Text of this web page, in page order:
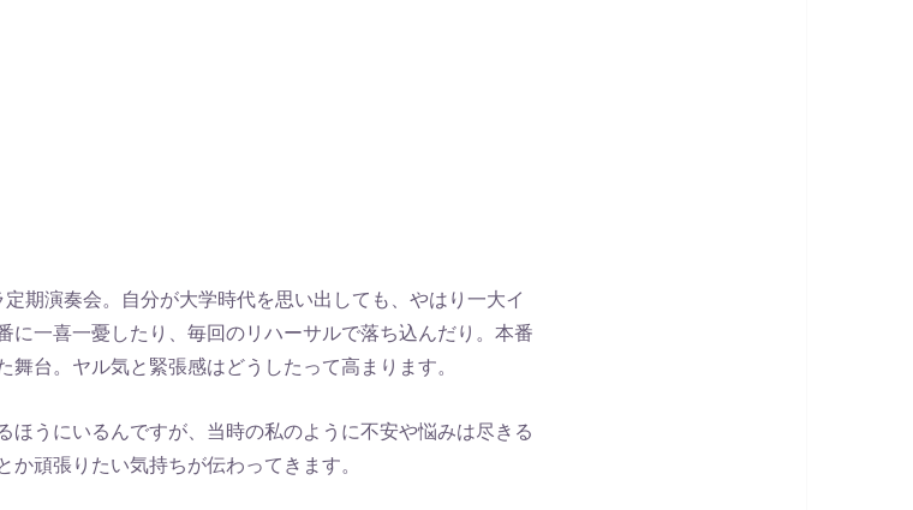
期演奏会。自分が大学時代を思い出しても、やはり一大イ
に一喜一憂したり、毎回のリハーサルで落ち込んだり。本番
台。ヤル気と緊張感はどうしたって高まります。
ほうにいるんですが、当時の私のように不安や悩みは尽きる
頑張りたい気持ちが伝わってきます。